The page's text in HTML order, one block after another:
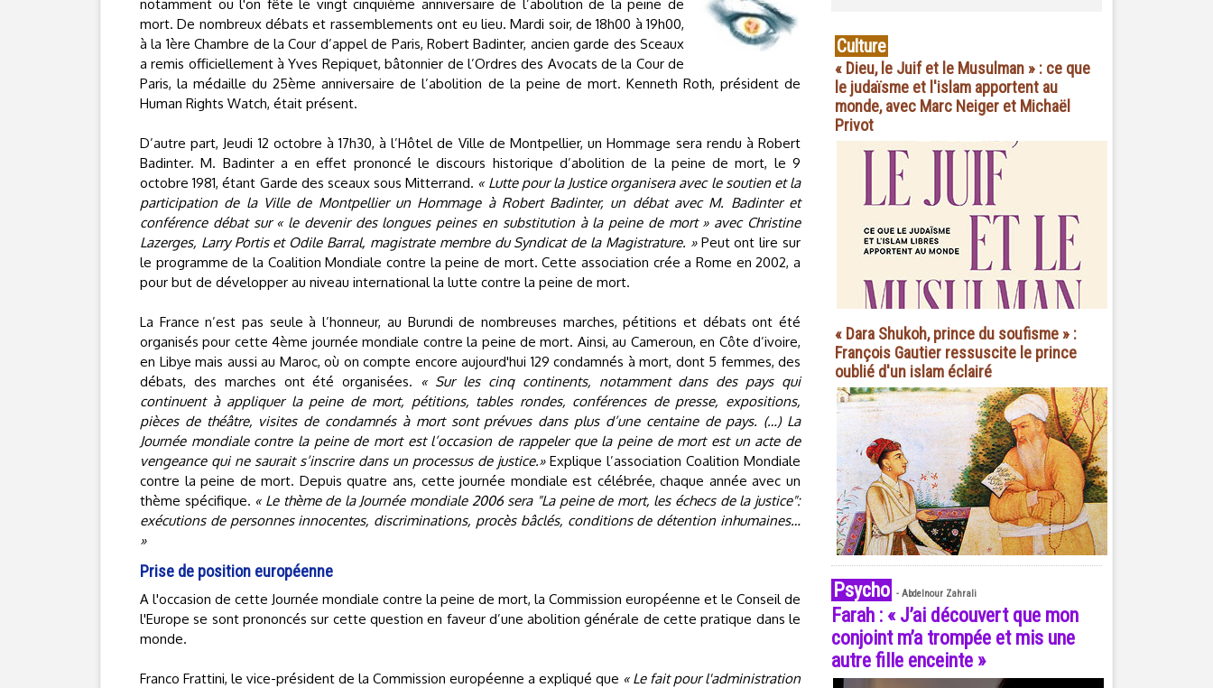
notamment ou l'on fête le vingt cinquième anniversaire de l’abolition de la peine de
mort. De nombreux débats et rassemblements ont eu lieu. Mardi soir, de 18h00 à 19h00,
à la 1ère Chambre de la Cour d’appel de Paris, Robert Badinter, ancien garde des Sceaux
a remis officiellement à Yves Repiquet, bâtonnier de l’Ordres des Avocats de la Cour de
Paris, la médaille du 25ème anniversaire de l’abolition de la peine de mort. Kenneth Roth, président de
Human Rights Watch, était présent.
D’autre part, Jeudi 12 octobre à 17h30, à l’Hôtel de Ville de Montpellier, un Hommage sera rendu à Robert
Badinter. M. Badinter a en effet prononcé le discours historique d’abolition de la peine de mort, le 9
octobre 1981, étant Garde des sceaux sous Mitterrand. « Lutte pour la Justice organisera avec le soutien et la
participation de la Ville de Montpellier un Hommage à Robert Badinter, un débat avec M. Badinter et
conférence débat sur « le devenir des longues peines en substitution à la peine de mort » avec Christine
Lazerges, Larry Portis et Odile Barral, magistrate membre du Syndicat de la Magistrature. »Peut ont lire sur
le programme de la Coalition Mondiale contre la peine de mort. Cette association crée a Rome en 2002, a
pour but de développer au niveau international la lutte contre la peine de mort.
La France n’est pas seule à l’honneur, au Burundi de nombreuses marches, pétitions et débats ont été
organisés pour cette 4ème journée mondiale contre la peine de mort. Ainsi, au Cameroun, en Côte d’ivoire,
en Libye mais aussi au Maroc, où on compte encore aujourd'hui 129 condamnés à mort, dont 5 femmes, des
débats, des marches ont été organisées. « Sur les cinq continents, notamment dans des pays qui
continuent à appliquer la peine de mort, pétitions, tables rondes, conférences de presse, expositions,
pièces de théâtre, visites de condamnés à mort sont prévues dans plus d’une centaine de pays. (…) La
Journée mondiale contre la peine de mort est l’occasion de rappeler que la peine de mort est un acte de
vengeance qui ne saurait s’inscrire dans un processus de justice.» Explique l’association Coalition Mondiale
contre la peine de mort. Depuis quatre ans, cette journée mondiale est célébrée, chaque année avec un
thème spécifique. « Le thème de la Journée mondiale 2006 sera "La peine de mort, les échecs de la justice":
exécutions de personnes innocentes, discriminations, procès bâclés, conditions de détention inhumaines…
»
Prise de position européenne
A l'occasion de cette Journée mondiale contre la peine de mort, la Commission européenne et le Conseil de
l'Europe se sont prononcés sur cette question en faveur d’une abolition générale de cette pratique dans le
monde.
Franco Frattini, le vice-président de la Commission européenne a expliqué que « Le fait pour l'administration
Culture
« Dieu, le Juif et le Musulman » : ce que
le judaïsme et l'islam apportent au
monde, avec Marc Neiger et Michaël
Privot
« Dara Shukoh, prince du soufisme » :
François Gautier ressuscite le prince
oublié d'un islam éclairé
Psycho - Abdelnour Zahrali
Farah : « J’ai découvert que mon
conjoint m’a trompée et mis une
autre fille enceinte »